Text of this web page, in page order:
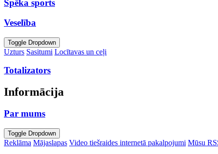
Spēka sports
Veselība
Toggle Dropdown
Uzturs Sasitumi Locītavas un ceļi
Totalizators
Informācija
Par mums
Toggle Dropdown
Reklāma Mājaslapas Video tiešraides internetā pakalpojumi Mūsu